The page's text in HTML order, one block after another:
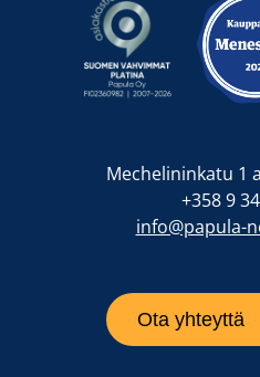
Mechelininkatu 1
+358 9
info@papula-
Ota yhteyttä